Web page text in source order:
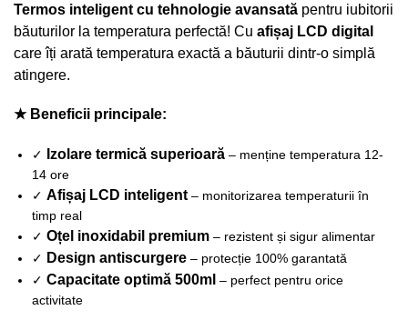
Termos inteligent cu tehnologie avansată pentru iubitorii
băuturilor la temperatura perfectă! Cu afișaj LCD digital
care îți arată temperatura exactă a băuturii dintr-o simplă
atingere.
★ Beneficii principale:
✓ Izolare termică superioară – menține temperatura 12-
14 ore
✓ Afișaj LCD inteligent – monitorizarea temperaturii în
timp real
✓ Oțel inoxidabil premium – rezistent și sigur alimentar
✓ Design antiscurgere – protecție 100% garantată
✓ Capacitate optimă 500ml – perfect pentru orice
activitate